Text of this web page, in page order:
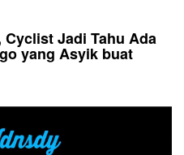
Cyclist Jadi Tahu Ada
yang Asyik buat